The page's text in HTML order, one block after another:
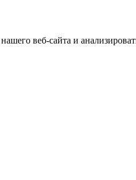
веб-сайта и